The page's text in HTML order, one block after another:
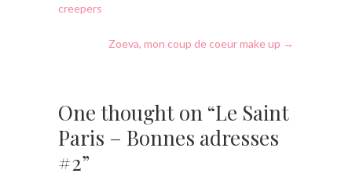
creepers
Zoeva, mon coup de coeur make up →
One thought on “Le Saint
Paris – Bonnes adresses
#2”